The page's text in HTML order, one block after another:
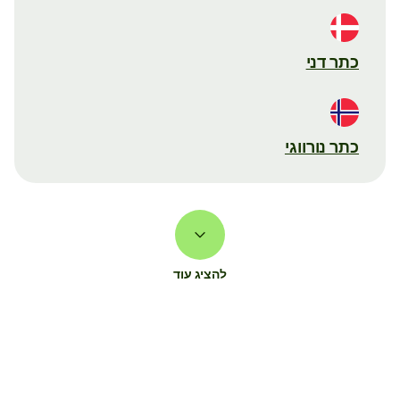
כתר דני
כתר נורווגי
להציג עוד